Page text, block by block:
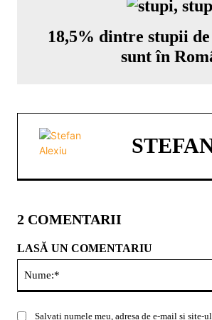
18,5% dintre stupii
sunt în
2 COMENTARII
LASĂ UN COMENTARIU
Salvați numele meu, adresa de e-mail și site-